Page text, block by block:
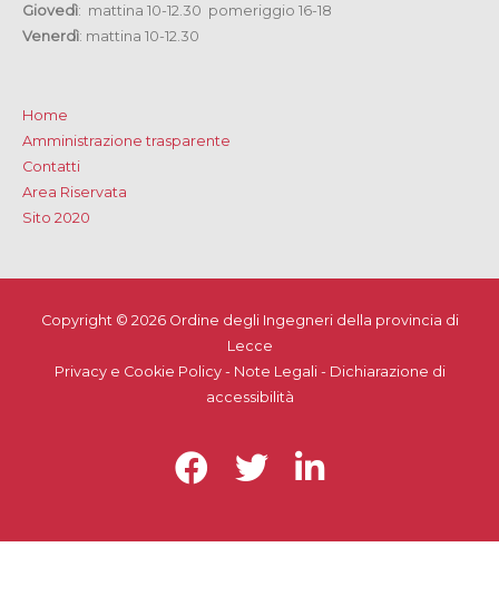
Giovedì: mattina 10-12.30 pomeriggio 16-18
Venerdì: mattina 10-12.30
Home
Amministrazione trasparente
Contatti
Area Riservata
Sito 2020
Copyright © 2026 Ordine degli Ingegneri della provincia di
Lecce
Privacy e Cookie Policy- Note Legali- Dichiarazione di
accessibilità